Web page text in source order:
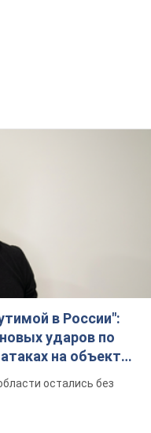
в России":
ударов по
на объекты
остались без